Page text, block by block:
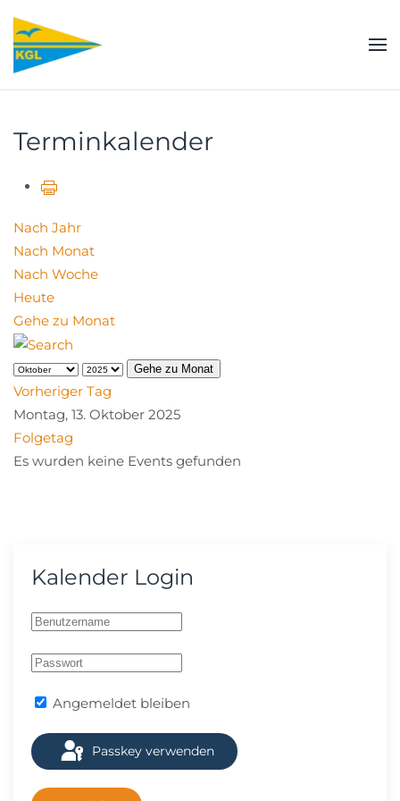
Zum Hauptinhalt springen
Terminkalender
Nach Jahr
Nach Monat
Nach Woche
Heute
Gehe zu Monat
Gehe zu Monat
Vorheriger Tag
Montag, 13. Oktober 2025
Folgetag
Es wurden keine Events gefunden
Kalender Login
Angemeldet bleiben
Passkey verwenden